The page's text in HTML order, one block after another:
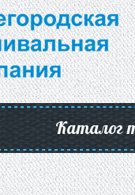
Каталог